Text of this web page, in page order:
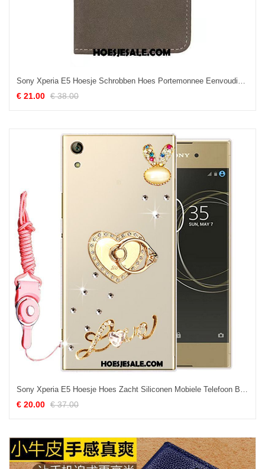
Sony Xperia E5 Hoesje Schrobben Hoes Portemonnee Eenvoudige Leren Etui Aanbiedingen
€ 21.00 € 38.00
Sony Xperia E5 Hoesje Hoes Zacht Siliconen Mobiele Telefoon Bescherming Sale
€ 20.00 € 37.00